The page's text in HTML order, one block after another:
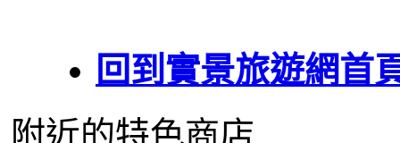
回到實景旅遊網首
附近的特色商店